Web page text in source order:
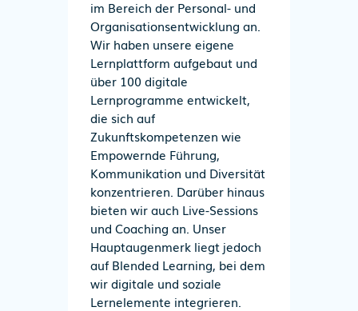
im Bereich der Personal- und
Organisationsentwicklung an.
Wir haben unsere eigene
Lernplattform aufgebaut und
über 100 digitale
Lernprogramme entwickelt,
die sich auf
Zukunftskompetenzen wie
Empowernde Führung,
Kommunikation und Diversität
konzentrieren. Darüber hinaus
bieten wir auch Live-Sessions
und Coaching an. Unser
Hauptaugenmerk liegt jedoch
auf Blended Learning, bei dem
wir digitale und soziale
Lernelemente integrieren.